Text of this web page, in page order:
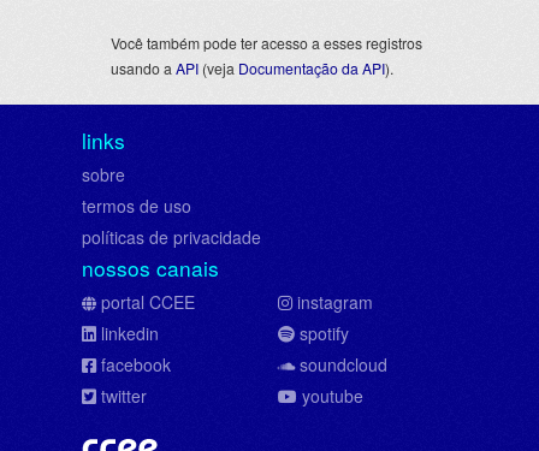
Você também pode ter acesso a esses registros
usando a API (veja Documentação da API).
links
sobre
termos de uso
políticas de privacidade
nossos canais
portal CCEE
linkedin
facebook
twitter
instagram
spotify
soundcloud
youtube